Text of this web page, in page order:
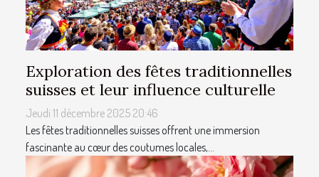
Exploration des fêtes traditionnelles
suisses et leur influence culturelle
Jeudi 11 décembre 2025 20:46
Les fêtes traditionnelles suisses offrent une immersion
fascinante au cœur des coutumes locales,...